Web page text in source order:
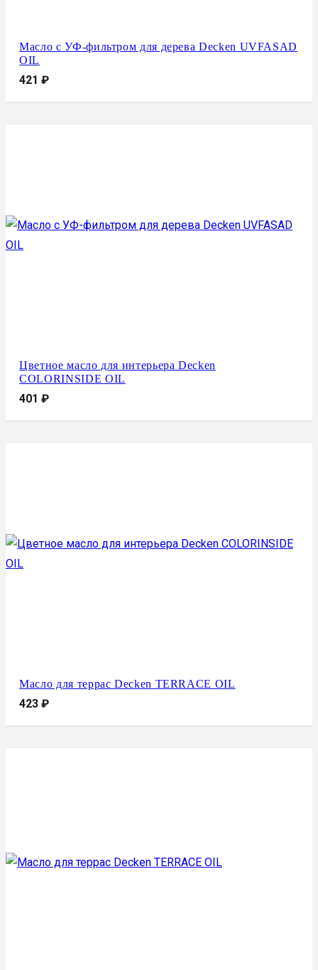
Масло с УФ-фильтром для дерева Decken UVFASAD
OIL
421₽
Цветное масло для интерьера Decken
COLORINSIDE OIL
401₽
Масло для террас Decken TERRACE OIL
423₽